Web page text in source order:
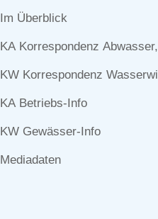
Navigation
Im Überblick
KA Korrespondenz
KW Korrespondenz
KA Betriebs-Info
KW Gewässer-Info
Mediadaten